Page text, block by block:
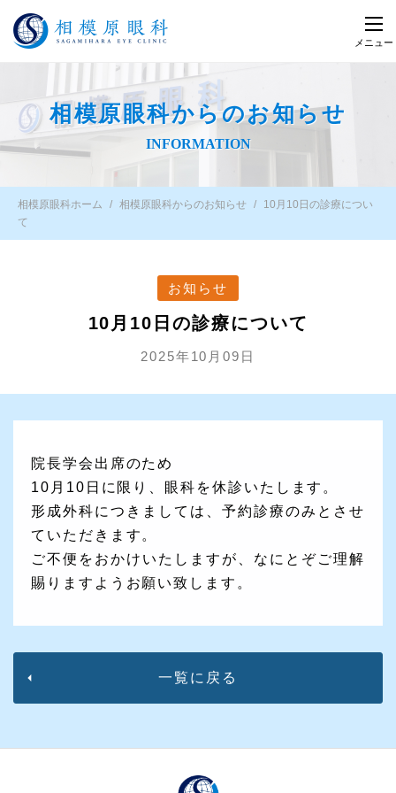
メニュー
相模原眼科からのお知らせ
INFORMATION
相模原眼科ホーム 相模原眼科からのお知らせ
10月10日の診療につい
て
お知らせ
10月10日の診療について
2025年10月09日
院長学会出席のため
10月10日に限り、眼科を休診いたします。
形成外科につきましては、予約診療のみとさせ
ていただきます。
ご不便をおかけいたしますが、なにとぞご理解
賜りますようお願い致します。
一覧に戻る